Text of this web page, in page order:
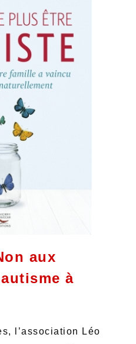
aux
à
l’association Léo